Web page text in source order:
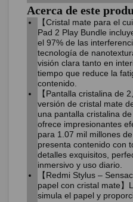
Acerca de este
【Cristal mate para el
Pad 2 Play Bundle
el 97% de las
tecnología de
visión clara tanto en
tiempo que reduce la
contenido.
【Pantalla cristalina de
versión de cristal mate
una pantalla cristalina
ofrece impresionantes
para 1.07 mil millones
presenta contenido con
detalles exquisitos,
inmersivo y uso diario.
【Redmi Stylus –
papel con cristal mate】
simula el papel y